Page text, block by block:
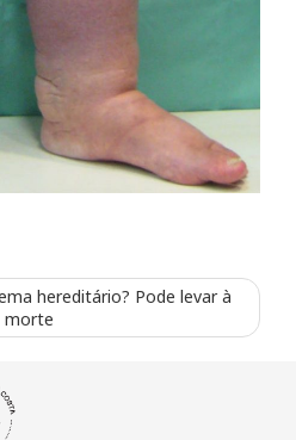
hereditário? Pode levar à
morte